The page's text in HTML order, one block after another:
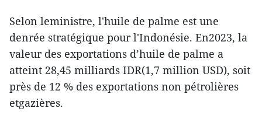
Selon leministre, l'huile de palme est une
denrée stratégique pour l'Indonésie. En2023, la
valeur des exportations d’huile de palme a
atteint 28,45 milliards IDR(1,7 million USD), soit
près de 12 % des exportations non pétrolières
etgazières.